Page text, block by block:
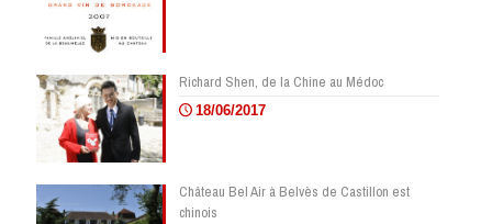
Richard Shen, de la Chine au Médoc
18/06/2017
Château Bel Air à Belvès de Castillon est
chinois